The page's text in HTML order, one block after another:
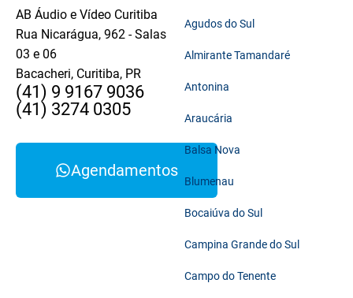
AB Áudio e Vídeo Curitiba
Rua Nicarágua, 962 - Salas
03 e 06
Bacacheri, Curitiba, PR
(41) 9 9167 9036
(41) 3274 0305
Agendamentos
Agudos do Sul
Almirante Tamandaré
Antonina
Araucária
Balsa Nova
Blumenau
Bocaiúva do Sul
Campina Grande do Sul
Campo do Tenente